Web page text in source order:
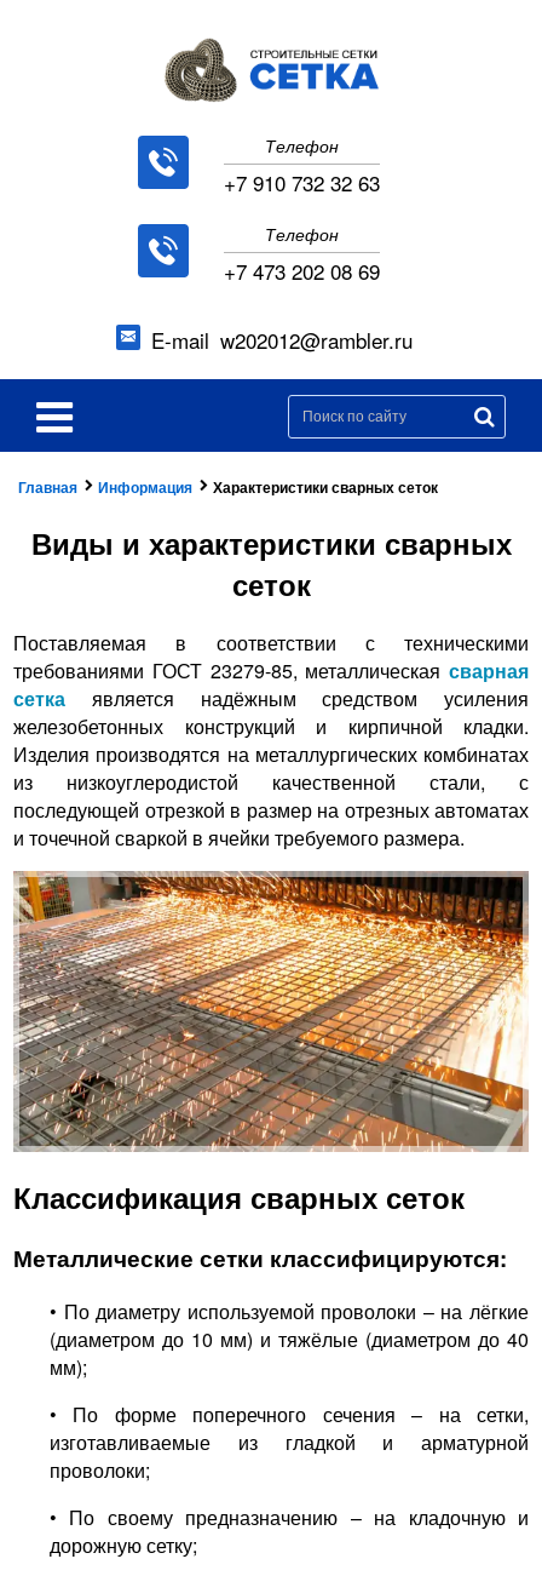
Телефон
+7 910 732 32 63
Телефон
+7 473 202 08 69
E-mail w202012@rambler.ru
Главная Информация Характеристики сварных сеток
Виды и характеристики сварных
сеток
Поставляемая в соответствии с техническими
требованиями ГОСТ 23279-85, металлическая сварная
сетка является надёжным средством усиления
железобетонных конструкций и кирпичной кладки.
Изделия производятся на металлургических комбинатах
из низкоуглеродистой качественной стали, с
последующей отрезкой в размер на отрезных автоматах
и точечной сваркой в ячейки требуемого размера.
Классификация сварных сеток
Металлические сетки классифицируются:
• По диаметру используемой проволоки – на лёгкие
(диаметром до 10 мм) и тяжёлые (диаметром до 40
мм);
• По форме поперечного сечения – на сетки,
изготавливаемые из гладкой и арматурной
проволоки;
• По своему предназначению – на кладочную и
дорожную сетку;